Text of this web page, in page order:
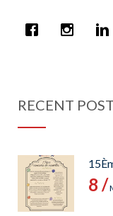
RECENT
8 /